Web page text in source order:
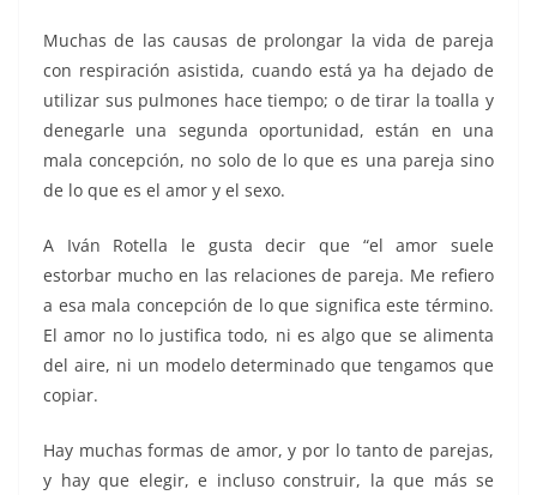
Muchas de las causas de prolongar la vida de pareja
con respiración asistida, cuando está ya ha dejado de
utilizar sus pulmones hace tiempo; o de tirar la toalla y
denegarle una segunda oportunidad, están en una
mala concepción, no solo de lo que es una pareja sino
de lo que es el amor y el sexo.
A Iván Rotella le gusta decir que “el amor suele
estorbar mucho en las relaciones de pareja. Me refiero
a esa mala concepción de lo que significa este término.
El amor no lo justifica todo, ni es algo que se alimenta
del aire, ni un modelo determinado que tengamos que
copiar.
Hay muchas formas de amor, y por lo tanto de parejas,
y hay que elegir, e incluso construir, la que más se